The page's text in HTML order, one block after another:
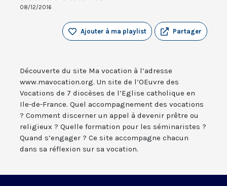
08/12/2016
Partager
Ajouter à ma playlist
Découverte du site Ma vocation à l’adresse
www.mavocation.org. Un site de l’OEuvre des
Vocations de 7 diocèses de l’Eglise catholique en
Ile-de-France. Quel accompagnement des vocations
? Comment discerner un appel à devenir prêtre ou
religieux ? Quelle formation pour les séminaristes ?
Quand s’engager ? Ce site accompagne chacun
dans sa réflexion sur sa vocation.